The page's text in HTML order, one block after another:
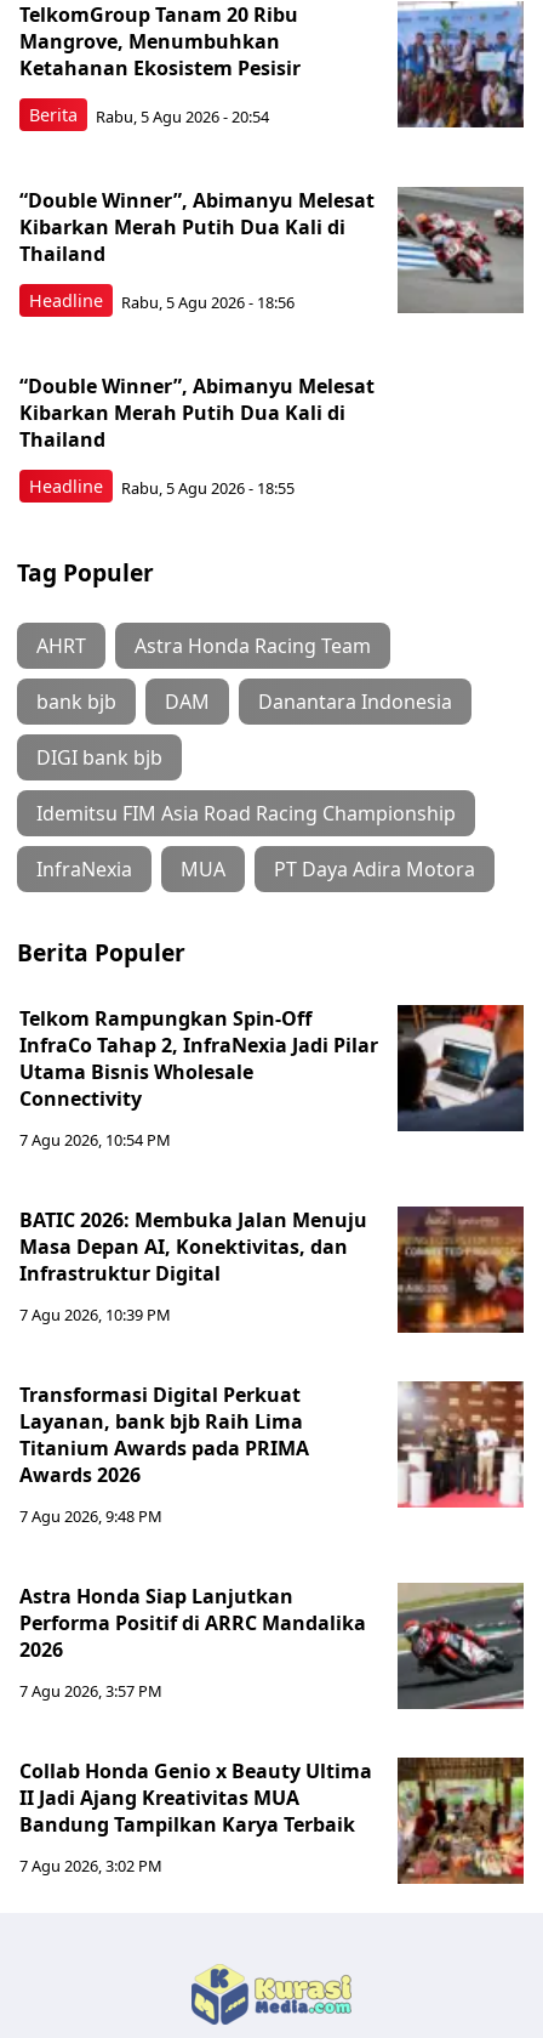
Berita
TelkomGroup Tanam 20 Ribu
Mangrove, Menumbuhkan
Ketahanan Ekosistem Pesisir
Rabu, 5 Agu 2026 - 20:54
Headline
“Double Winner”, Abimanyu Melesat
Kibarkan Merah Putih Dua Kali di
Thailand
Rabu, 5 Agu 2026 - 18:56
Headline
“Double Winner”, Abimanyu Melesat
Kibarkan Merah Putih Dua Kali di
Thailand
Rabu, 5 Agu 2026 - 18:55
Tag Populer
AHRT Astra Honda Racing Team
bank bjb DAM Danantara Indonesia
DIGI bank bjb
Idemitsu FIM Asia Road Racing Championship
InfraNexia MUA PT Daya Adira Motora
Berita Populer
Telkom Rampungkan Spin-Off
InfraCo Tahap 2, InfraNexia Jadi Pilar
Utama Bisnis Wholesale
Connectivity
7 Agu 2026, 10:54 PM
BATIC 2026: Membuka Jalan Menuju
Masa Depan AI, Konektivitas, dan
Infrastruktur Digital
7 Agu 2026, 10:39 PM
Transformasi Digital Perkuat
Layanan, bank bjb Raih Lima
Titanium Awards pada PRIMA
Awards 2026
7 Agu 2026, 9:48 PM
Astra Honda Siap Lanjutkan
Performa Positif di ARRC Mandalika
2026
7 Agu 2026, 3:57 PM
Collab Honda Genio x Beauty Ultima
II Jadi Ajang Kreativitas MUA
Bandung Tampilkan Karya Terbaik
7 Agu 2026, 3:02 PM